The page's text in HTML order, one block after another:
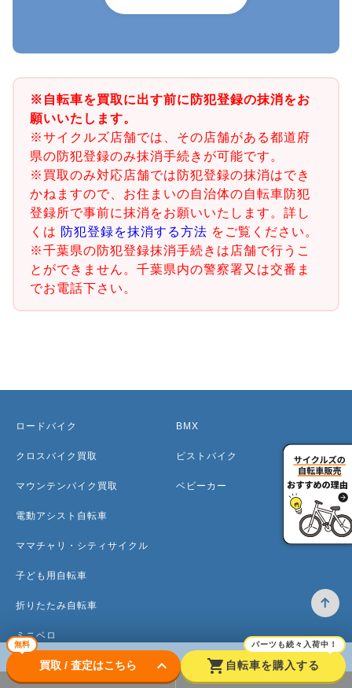
※自転車を買取に出す前に防犯登録の抹消をお
願いいたします。
※サイクルズ店舗では、その店舗がある都道府
県の防犯登録のみ抹消手続きが可能です。
※買取のみ対応店舗では防犯登録の抹消はでき
かねますので、お住まいの自治体の自転車防犯
登録所で事前に抹消をお願いいたします。詳し
くは 防犯登録を抹消する方法 をご覧ください。
※千葉県の防犯登録抹消手続きは店舗で行うこ
とができません。千葉県内の警察署又は交番ま
でお電話下さい。
無料
買取 / 査定はこちら keyboard_arrow_down shopping_cart
パーツも続々入荷中！
自転車を購入する
ロードバイク
クロスバイク買取
マウンテンバイク買取
電動アシスト自転車
ママチャリ・シティサイクル
子ども用自転車
折りたたみ自転車
ミニベロ
BMX
ピストバイク
ベビーカー